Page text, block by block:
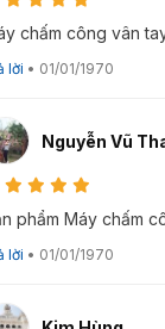
khảo thêm các
bán tại
chấm công vân
lời • 01/01/1970
Nguyễn Vũ
phẩm Máy chấm
lời • 01/01/1970